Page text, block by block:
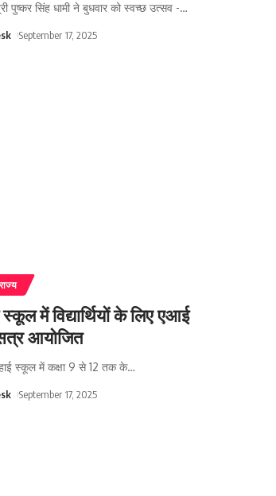
पुष्कर सिंह धामी ने बुधवार को स्वच्छ उत्सव -…
September 17, 2025
राज्य
में विद्यार्थियों के लिए एआई
आयोजित
स्कूल में कक्षा 9 से 12 तक के…
September 17, 2025